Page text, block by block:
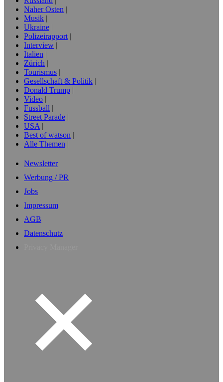
Naher Osten
Musik
Ukraine
Polizeirapport
Interview
Italien
Zürich
Tourismus
Gesellschaft & Politik
Donald Trump
Video
Fussball
Street Parade
USA
Best of watson
Alle Themen
Newsletter
Werbung / PR
Jobs
Impressum
AGB
Datenschutz